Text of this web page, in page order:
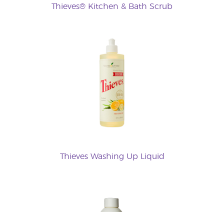
Thieves® Kitchen & Bath Scrub
Thieves Washing Up Liquid